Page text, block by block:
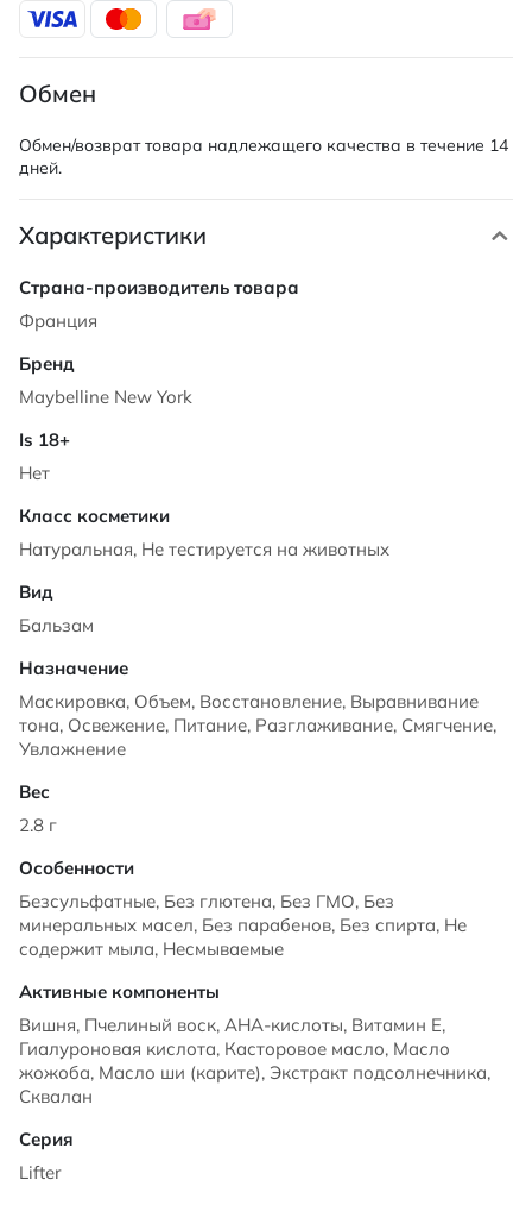
Обмен
Обмен/возврат товара надлежащего качества в течение 14
дней.
Характеристики
Характеристики
Франция
Maybelline New York
Нет
Натуральная, Не тестируется на животных
Бальзам
Маскировка, Объем, Восстановление, Выравнивание
тона, Освежение, Питание, Разглаживание, Смягчение,
Увлажнение
2.8 г
Безсульфатные, Без глютена, Без ГМО, Без
минеральных масел, Без парабенов, Без спирта, Не
содержит мыла, Несмываемые
Вишня, Пчелиный воск, AHA-кислоты, Витамин Е,
Гиалуроновая кислота, Касторовое масло, Масло
жожоба, Масло ши (карите), Экстракт подсолнечника,
Сквалан
Lifter